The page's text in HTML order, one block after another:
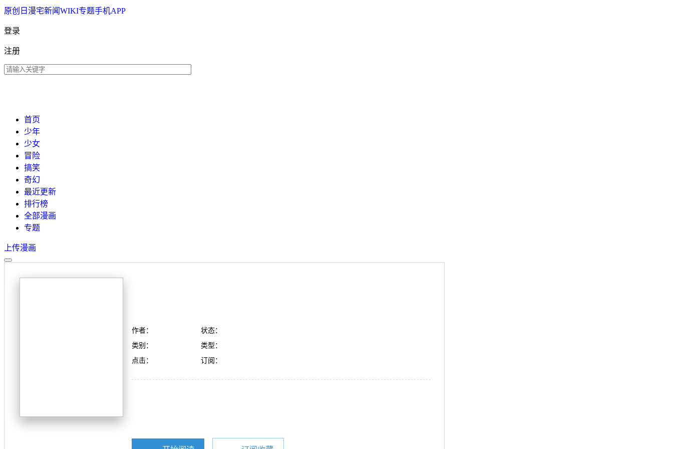
原创 日漫宅新闻WIKI专题手机APP
登录
注册
首页
少年
少女
冒险
搞笑
奇幻
最近更新
排行榜
全部漫画
专题
上传漫画
作者：
状态：
类别：
类型：
点击：
订阅：